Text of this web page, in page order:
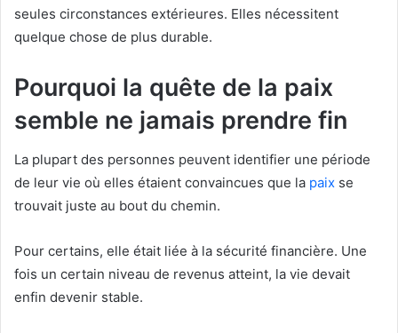
seules circonstances extérieures. Elles nécessitent
quelque chose de plus durable.
Pourquoi la quête de la paix
semble ne jamais prendre fin
La plupart des personnes peuvent identifier une période
de leur vie où elles étaient convaincues que la paix se
trouvait juste au bout du chemin.
Pour certains, elle était liée à la sécurité financière. Une
fois un certain niveau de revenus atteint, la vie devait
enfin devenir stable.